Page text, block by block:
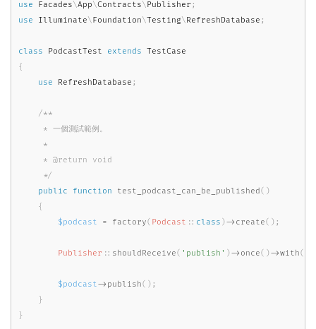
use Facades\App\Contracts\Publisher ;
use
Illuminate\Foundation\Testing\RefreshDatabase ;
class PodcastTest extends
TestCase
{
use
RefreshDatabase ;
/**
     * 一個測試範例。
     *
     * @return void
     */
public
function test_podcast_can_be_published ( )
{
$podcast
= factory( Podcast :: class ) -> create( ) ;
Publisher :: shouldReceive( 'publish' ) -> once( ) ->with(
$podcast-> publish( ) ;
}
}